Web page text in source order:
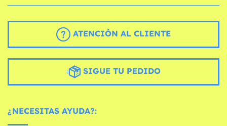
ATENCIÓN AL CLIENTE
SIGUE TU PEDIDO
¿NECESITAS AYUDA?: